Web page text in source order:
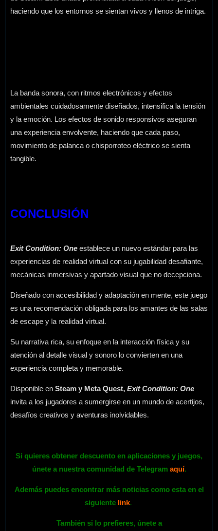
haciendo que los entornos se sientan vivos y llenos de intriga.
La banda sonora, con ritmos electrónicos y efectos
ambientales cuidadosamente diseñados, intensifica la tensión
y la emoción. Los efectos de sonido responsivos aseguran
una experiencia envolvente, haciendo que cada paso,
movimiento de palanca o chisporroteo eléctrico se sienta
tangible.
CONCLUSIÓN
Exit Condition: One establece un nuevo estándar para las
experiencias de realidad virtual con su jugabilidad desafiante,
mecánicas inmersivas y apartado visual que no decepciona.
Diseñado con accesibilidad y adaptación en mente, este juego
es una recomendación obligada para los amantes de las salas
de escape y la realidad virtual.
Su narrativa rica, su enfoque en la interacción física y su
atención al detalle visual y sonoro lo convierten en una
experiencia completa y memorable.
Disponible en Steam y Meta Quest, Exit Condition: One
invita a los jugadores a sumergirse en un mundo de acertijos,
desafíos creativos y aventuras inolvidables.
Si quieres obtener descuento en aplicaciones y juegos,
únete a nuestra comunidad de Telegram aquí.
Además puedes encontrar más noticias como esta en el
siguiente link.
También si lo prefieres, únetea